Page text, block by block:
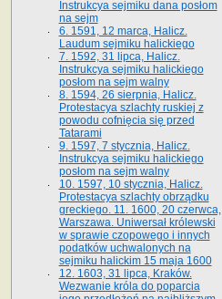
Instrukcya sejmiku dana posłom
na sejm
6. 1591, 12 marca, Halicz.
Laudum sejmiku halickiego
7. 1592, 31 lipca, Halicz.
Instrukcya sejmiku halickiego
posłom na sejm walny
8. 1594, 26 sierpnia, Halicz.
Protestacya szlachty ruskiej z
powodu cofnięcia się przed
Tatarami
9. 1597, 7 stycznia, Halicz.
Instrukcya sejmiku halickiego
posłom na sejm walny
10. 1597, 10 stycznia, Halicz.
Protestacya szlachty obrządku
greckiego. 11. 1600, 20 czerwca,
Warszawa. Uniwersał królewski
w sprawie czopowego i innych
podatków uchwalonych na
sejmiku halickim 15 maja 1600
12. 1603, 31 lipca, Kraków.
Wezwanie króla do poparcia